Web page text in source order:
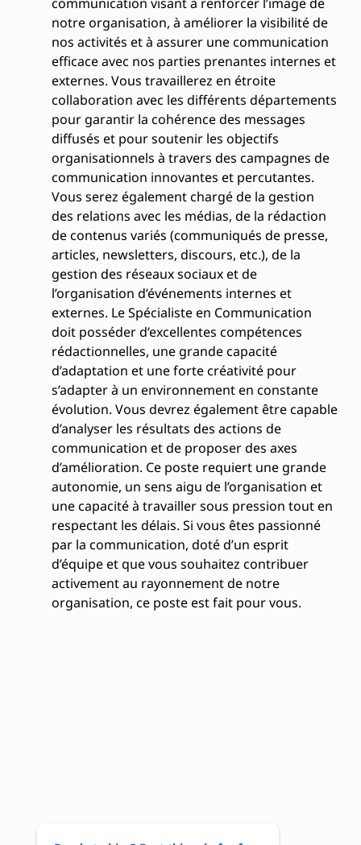
notre organisation, à améliorer la visibilité de
nos activités et à assurer une communication
efficace avec nos parties prenantes internes et
externes. Vous travaillerez en étroite
collaboration avec les différents départements
pour garantir la cohérence des messages
diffusés et pour soutenir les objectifs
organisationnels à travers des campagnes de
communication innovantes et percutantes.
Vous serez également chargé de la gestion
des relations avec les médias, de la rédaction
de contenus variés (communiqués de presse,
articles, newsletters, discours, etc.), de la
gestion des réseaux sociaux et de
l’organisation d’événements internes et
externes. Le Spécialiste en Communication
doit posséder d’excellentes compétences
rédactionnelles, une grande capacité
d’adaptation et une forte créativité pour
s’adapter à un environnement en constante
évolution. Vous devrez également être capable
d’analyser les résultats des actions de
communication et de proposer des axes
d’amélioration. Ce poste requiert une grande
autonomie, un sens aigu de l’organisation et
une capacité à travailler sous pression tout en
respectant les délais. Si vous êtes passionné
par la communication, doté d’un esprit
d’équipe et que vous souhaitez contribuer
activement au rayonnement de notre
organisation, ce poste est fait pour vous.